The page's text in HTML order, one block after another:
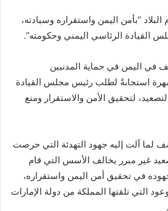
“بأمن اليمن واستقراره وسيادته،
القيادة الرئاسي اليمني وحكومته”.
في اليمن في حماية المدنيين
استجابةً لطلب رئيس مجلس القيادة
لتحقيق الأمن والاستقرار ومنع
لما آلت إليه جهود التهدئة التي حرصت
غير مبرر يخالف الأسس التي قام
في تحقيق أمن اليمن واستقراره،
التي تلقتها المملكة من دولة الإمارات